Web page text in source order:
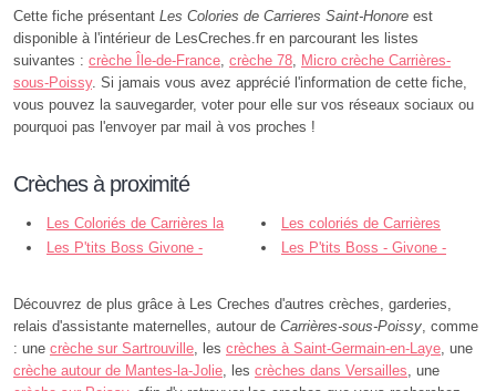
Cette fiche présentant Les Colories de Carrieres Saint-Honore est
disponible à l'intérieur de LesCreches.fr en parcourant les listes
suivantes : crèche Île-de-France crèche 78 Micro crèche Carrières-
sous-Poissy. Si jamais vous avez apprécié l'information de cette fiche,
vous pouvez la sauvegarder, voter pour elle sur vos réseaux sociaux ou
pourquoi pas l'envoyer par mail à vos proches !
Crèches à proximité
Les Coloriés de Carrières la
Chapelle - Carrières-sous-Poissy
Les coloriés de Carrières
Berteaux - Carrières-sous-Poissy
Les P'tits Boss Givone -
Les P'tits Boss - Givone -
Découvrez de plus grâce à Les Creches d'autres crèches, garderies,
relais d'assistante maternelles, autour de Carrières-sous-Poissy , comme
: une crèche sur Sartrouville , les crèches à Saint-Germain-en-Laye , une
crèche autour de Mantes-la-Jolie , les crèches dans Versailles , une